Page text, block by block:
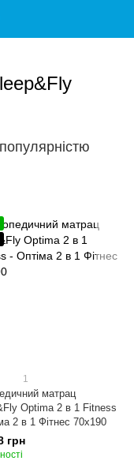
1
матрац
Optima 2 в 1 Fitness
2 в 1 Фітнес 70x190
грн